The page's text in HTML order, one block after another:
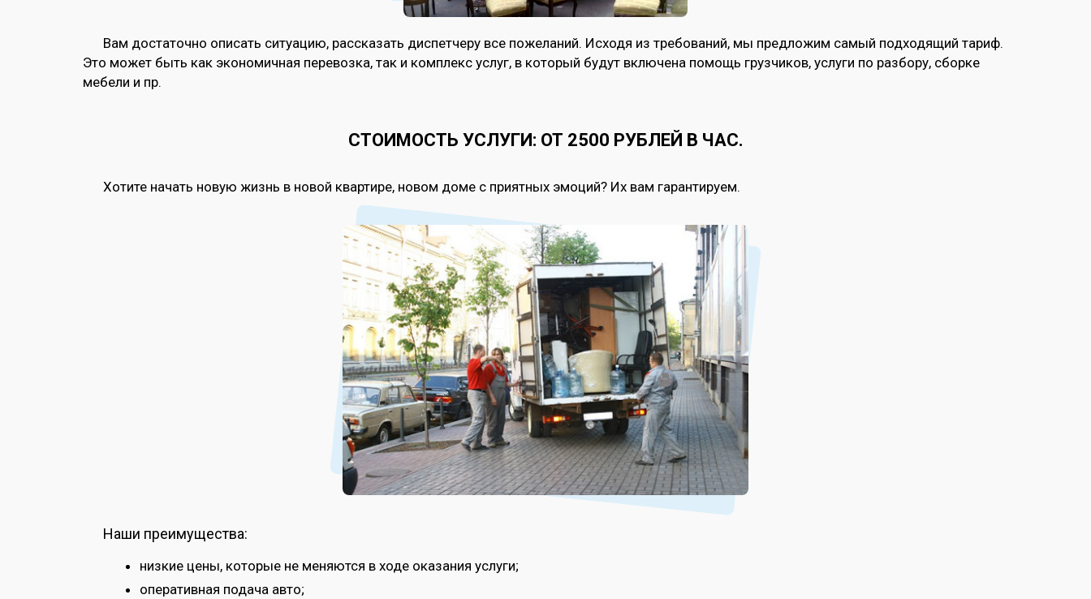
Вам достаточно описать ситуацию, рассказать диспетчеру все пожеланий. Исходя из требований, мы предложим самый подходящий тариф.
Это может быть как экономичная перевозка, так и комплекс услуг, в который будут включена помощь грузчиков, услуги по разбору, сборке
мебели и пр.
СТОИМОСТЬ УСЛУГИ: ОТ 2500 РУБЛЕЙ В ЧАС.
Хотите начать новую жизнь в новой квартире, новом доме с приятных эмоций? Их вам гарантируем.
Наши преимущества:
низкие цены, которые не меняются в ходе оказания услуги;
оперативная подача авто;